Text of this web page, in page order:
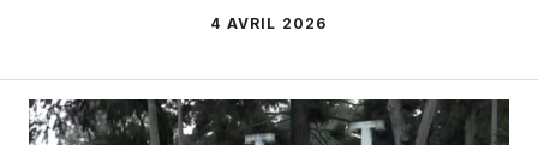
4 AVRIL 2026